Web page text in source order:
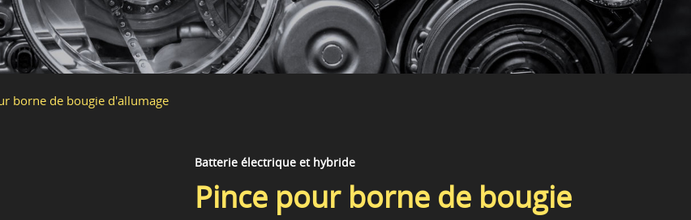
borne de bougie d'allumage
Batterie électrique et hybride
Pince pour borne de bougie